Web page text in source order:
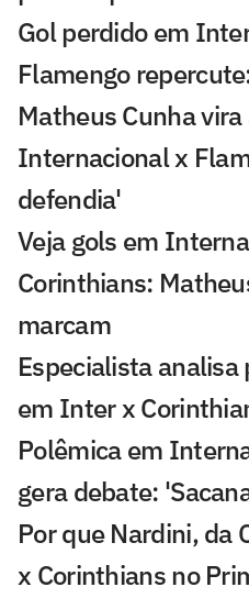
Gol perdido em
Flamengo
Matheus Cunha
Internacional x
defendia'
Veja gols em
Corinthians:
marcam
Especialista
em Inter x
Polêmica em
gera debate:
Por que Nardini, da
x Corinthians no